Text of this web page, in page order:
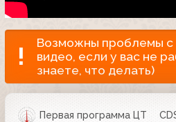
Возможны проблемы с
видео, если у вас не
знаете, что делать)
Первая программа ЦТ